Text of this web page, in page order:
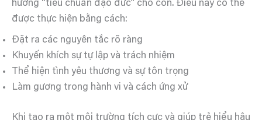
hướng “tiêu chuẩn đạo đức” cho con. Điều này có thể
được thực hiện bằng cách:
Đặt ra các nguyên tắc rõ ràng
Khuyến khích sự tự lập và trách nhiệm
Thể hiện tình yêu thương và sự tôn trọng
Làm gương trong hành vi và cách ứng xử
Khi tạo ra một môi trường tích cực và giúp trẻ hiểu hậu